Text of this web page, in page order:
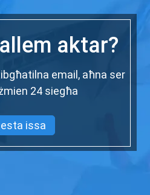
aktar?
email, aħna ser
24 siegħa
issa